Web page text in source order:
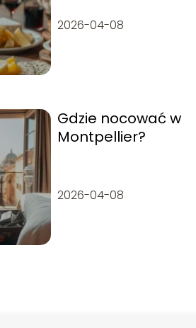
2026-04-08
Gdzie nocować w
Montpellier?
2026-04-08